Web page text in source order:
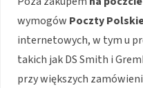
wymogów Poczty
internetowych, w tym u
takich jak DS Smith i
przy większych